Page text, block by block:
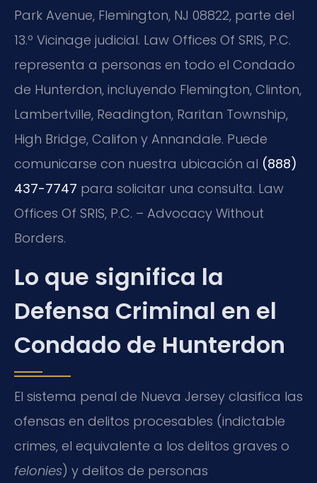
Park Avenue, Flemington, NJ 08822, parte del
13.º Vicinage judicial. Law Offices Of SRIS, P.C.
representa a personas en todo el Condado
de Hunterdon, incluyendo Flemington, Clinton,
Lambertville, Readington, Raritan Township,
High Bridge, Califon y Annandale. Puede
comunicarse con nuestra ubicación al (888)
437-7747 para solicitar una consulta. Law
Offices Of SRIS, P.C. – Advocacy Without
Borders.
Lo que significa la
Defensa Criminal en el
Condado de Hunterdon
El sistema penal de Nueva Jersey clasifica las
ofensas en delitos procesables (indictable
crimes, el equivalente a los delitos graves o
felonies) y delitos de personas